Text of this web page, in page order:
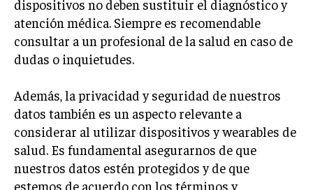
dispositivos no deben sustituir el diagnóstico y
atención médica. Siempre es recomendable
consultar a un profesional de la salud en caso de
dudas o inquietudes.
Además, la privacidad y seguridad de nuestros
datos también es un aspecto relevante a
considerar al utilizar dispositivos y wearables de
salud. Es fundamental asegurarnos de que
nuestros datos estén protegidos y de que
estemos de acuerdo con los términos y